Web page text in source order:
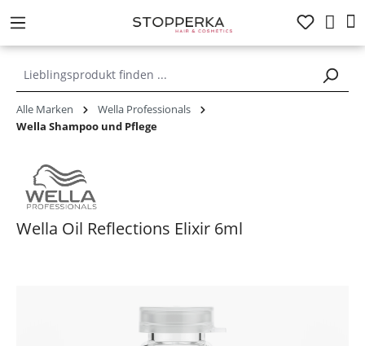
springen
Alle Marken
Wella Professionals
Wella Shampoo und Pflege
Wella Oil Reflections Elixir 6ml